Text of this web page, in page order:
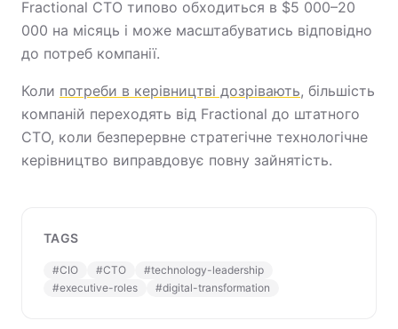
Fractional CTO типово обходиться в $5 000–20
000 на місяць і може масштабуватись відповідно
до потреб компанії.
Коли потреби в керівництві дозрівають, більшість
компаній переходять від Fractional до штатного
CTO, коли безперервне стратегічне технологічне
керівництво виправдовує повну зайнятість.
TAGS
#CIO #CTO #technology-leadership
#executive-roles #digital-transformation